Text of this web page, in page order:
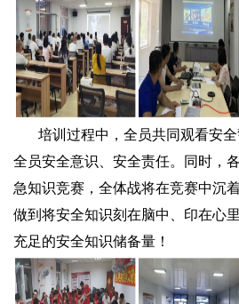
培训过程中，全员共同观看安全
全员安全意识、安全责任。同时，
急知识竞赛，全体战将在竞赛中沉
做到将安全知识刻在脑中、印在心
充足的安全知识储备量！